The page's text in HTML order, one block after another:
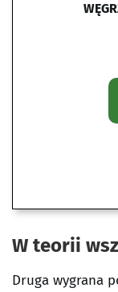
W teorii
Druga wygrana